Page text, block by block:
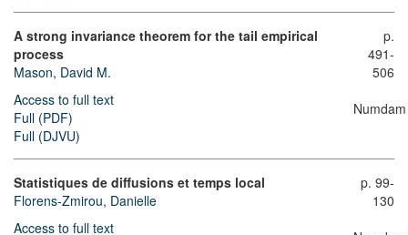
A strong invariance theorem for the tail empirical
process
Mason, David M.
Access to full text
Full (PDF)
Full (DJVU)
p.
491-
506
Numdam
Statistiques de diffusions et temps local
Florens-Zmirou, Danielle
Access to full text
p. 99-
130